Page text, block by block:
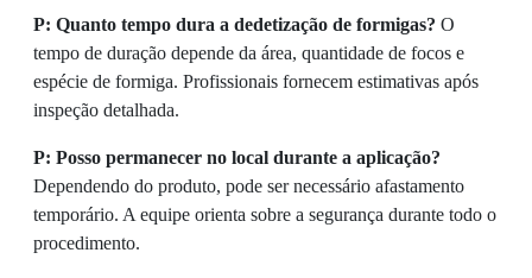
P: Quanto tempo dura a dedetização de formigas? O
tempo de duração depende da área, quantidade de focos e
espécie de formiga. Profissionais fornecem estimativas após
inspeção detalhada.
P: Posso permanecer no local durante a aplicação?
Dependendo do produto, pode ser necessário afastamento
temporário. A equipe orienta sobre a segurança durante todo o
procedimento.